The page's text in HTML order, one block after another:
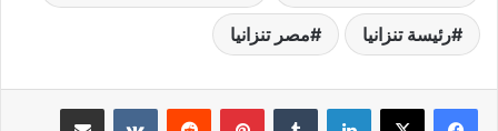
رئيسة تنزانيا مصر تنزانيا
لينكدإن بينتيريست